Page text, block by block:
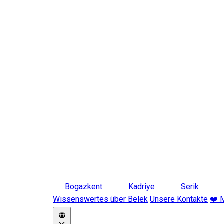
Bogazkent Kadriye
Serik
Wissenswertes über Belek Unsere Kontakte ❤️